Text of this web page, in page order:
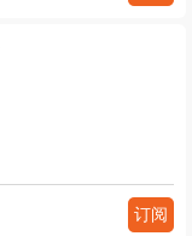
订阅